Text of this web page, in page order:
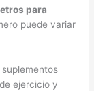
para
puede variar
ejercicio y